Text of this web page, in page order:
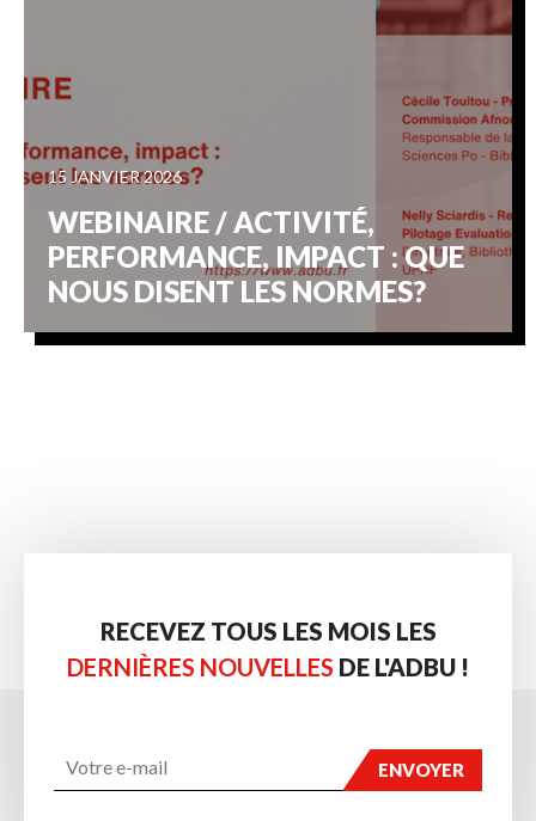
15 JANVIER 2026
WEBINAIRE / ACTIVITÉ,
PERFORMANCE, IMPACT : QUE
NOUS DISENT LES NORMES?
RECEVEZ TOUS LES MOIS LES
DERNIÈRES NOUVELLES DE L'ADBU !